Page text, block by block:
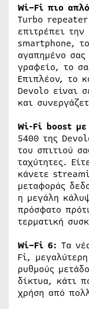
Wi–Fi πιο
Turbo repeater
επιτρέπει
smartphone,
αγαπημένο
γραφείο, το
Επιπλέον, το
Devolo είναι
και
Wi-Fi boost με
5400 της
του σπιτιού
ταχύτητες.
κάνετε
μεταφοράς
η μεγάλη
πρόσφατο
τερματική
Wi–Fi 6: Τα
Fi,
ρυθμούς
δίκτυα, κάτι
χρήση από